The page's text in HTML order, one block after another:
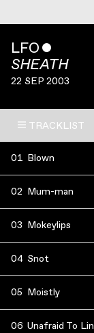
LFO ˇ
SHEATH
22 SEP 2003
TRACKLIST
01 Blown
02 Mum-man
03 Mokeylips
04 Snot
05 Moistly
06 Unafraid To